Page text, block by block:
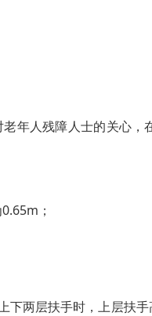
年人残障人士的关心，
；
下两层扶手时，上层扶